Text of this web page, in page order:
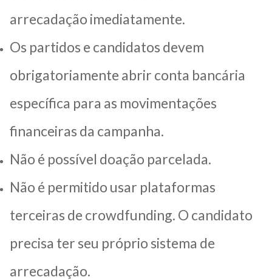
arrecadação imediatamente.
Os partidos e candidatos devem
obrigatoriamente abrir conta bancária
específica para as movimentações
financeiras da campanha.
Não é possível doação parcelada.
Não é permitido usar plataformas
terceiras de crowdfunding. O candidato
precisa ter seu próprio sistema de
arrecadação.